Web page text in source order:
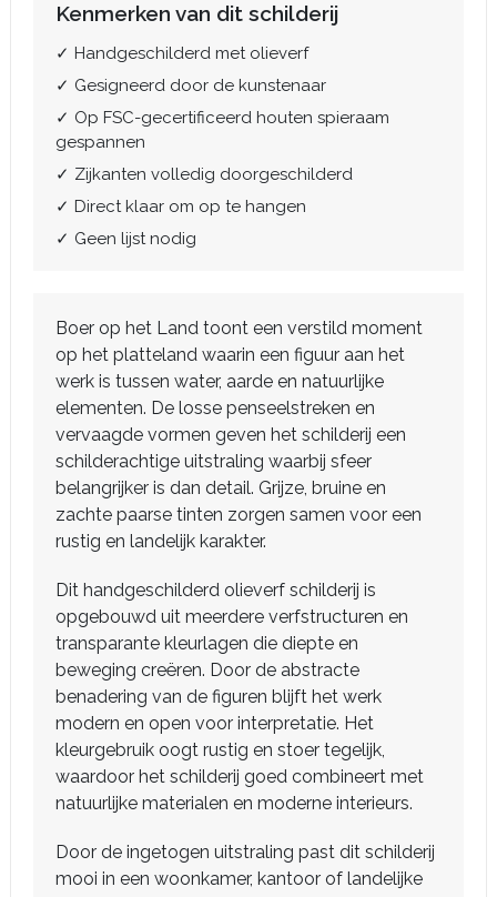
Kenmerken van dit schilderij
✓ Handgeschilderd met olieverf
✓ Gesigneerd door de kunstenaar
✓ Op FSC-gecertificeerd houten spieraam
gespannen
✓ Zijkanten volledig doorgeschilderd
✓ Direct klaar om op te hangen
✓ Geen lijst nodig
Boer op het Land toont een verstild moment
op het platteland waarin een figuur aan het
werk is tussen water, aarde en natuurlijke
elementen. De losse penseelstreken en
vervaagde vormen geven het schilderij een
schilderachtige uitstraling waarbij sfeer
belangrijker is dan detail. Grijze, bruine en
zachte paarse tinten zorgen samen voor een
rustig en landelijk karakter.
Dit handgeschilderd olieverf schilderij is
opgebouwd uit meerdere verfstructuren en
transparante kleurlagen die diepte en
beweging creëren. Door de abstracte
benadering van de figuren blijft het werk
modern en open voor interpretatie. Het
kleurgebruik oogt rustig en stoer tegelijk,
waardoor het schilderij goed combineert met
natuurlijke materialen en moderne interieurs.
Door de ingetogen uitstraling past dit schilderij
mooi in een woonkamer, kantoor of landelijke